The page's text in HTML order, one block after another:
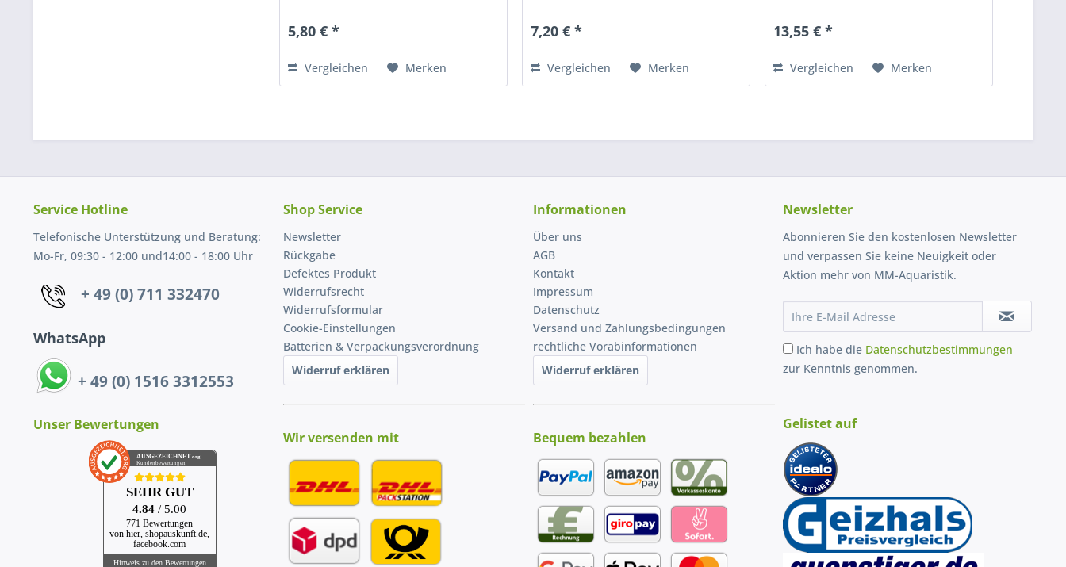
5,80 € *
Vergleichen Merken
7,20 € *
Vergleichen Merken
13,55 € *
Vergleichen Merken
Service Hotline
Telefonische Unterstützung und Beratung:
Mo-Fr, 09:30 - 12:00 und14:00 - 18:00 Uhr
+ 49 (0) 711 332470
WhatsApp
+ 49 (0) 1516 3312553
Unser Bewertungen
AUSGEZEICHNET.org
Kundenbewertungen
SEHR GUT
4.84 / 5.00
771 Bewertungen
von hier, shopauskunft.de,
facebook.com
Hinweis zu den Bewertungen
Shop Service
Newsletter
Rückgabe
Defektes Produkt
Widerrufsrecht
Widerrufsformular
Cookie-Einstellungen
Batterien & Verpackungsverordnung
Widerruf erklären
Wir versenden mit
Informationen
Über uns
AGB
Kontakt
Impressum
Datenschutz
Versand und Zahlungsbedingungen
rechtliche Vorabinformationen
Widerruf erklären
Bequem bezahlen
Newsletter
Abonnieren Sie den kostenlosen Newsletter
und verpassen Sie keine Neuigkeit oder
Aktion mehr von MM-Aquaristik.
Ich habe die Datenschutzbestimmungen
zur Kenntnis genommen.
Gelistet auf